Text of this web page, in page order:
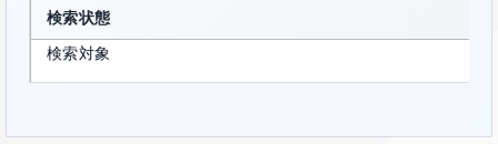
検索状態
検索対象